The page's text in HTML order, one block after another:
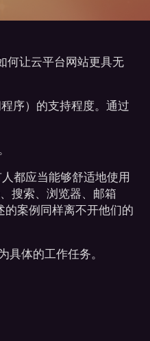
何让云平台网站更具无
序）的支持程度。通过
都应当能够舒适地使用
搜索、浏览器、邮箱
案例同样离不开他们的
体的工作任务。